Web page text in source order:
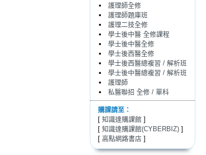
護理師全修
護理師題庫班
護理二技全修
學士後中醫 全修課程
學士後中醫全修
學士後西醫全修
學士後西醫總複習 / 解析班
學士後中醫總複習 / 解析班
護理師
私醫聯招 全修 / 單科
購課請至：
[ 知識達購課館 ]
[ 知識達購課館(CYBERBIZ) ]
[ 高點網路書店 ]